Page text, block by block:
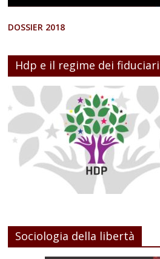
DOSSIER 2018
Hdp e il regime dei fiduciari
Sociologia della libertà